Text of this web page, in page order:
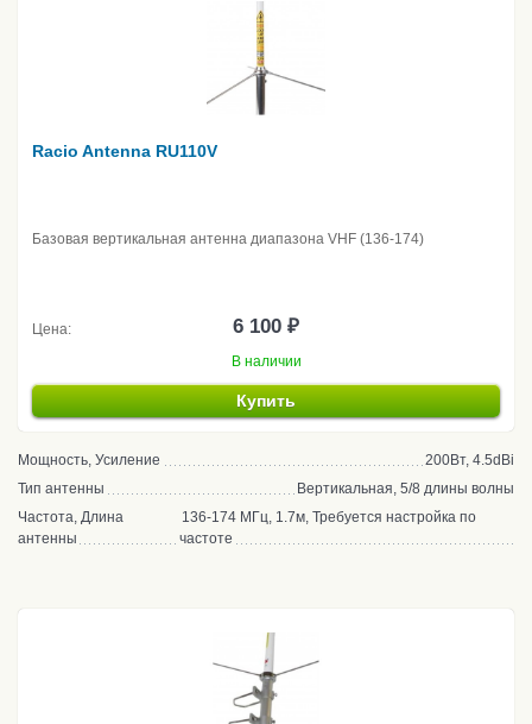
Racio Antenna RU110V
Базовая вертикальная антенна диапазона VHF (136-174)
Цена: 6 100 ₽
В наличии
Купить
Мощность, Усиление
200Вт, 4.5dBi
Тип антенны
Вертикальная, 5/8 длины волны
Частота, Длина
антенны
136-174 МГц, 1.7м, Требуется настройка по
частоте